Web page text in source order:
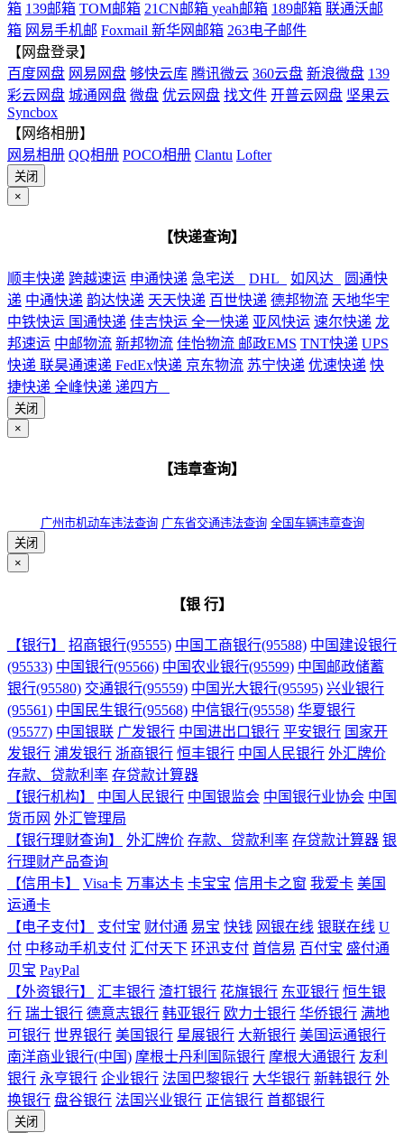
箱 139邮箱 TOM邮箱 21CN邮箱 yeah邮箱 189邮箱 联通沃邮
箱 网易手机邮 Foxmail 新华网邮箱 263电子邮件
【网盘登录】
百度网盘 网易网盘 够快云库 腾讯微云 360云盘 新浪微盘 139
彩云网盘 城通网盘 微盘 优云网盘 找文件 开普云网盘 坚果云
Syncbox
【网络相册】
网易相册 QQ相册 POCO相册 Clantu Lofter
关闭
×
【快递查询】
顺丰快递 跨越速运 申通快递 急宅送 DHL 如风达
圆通快
递 中通快递 韵达快递 天天快递 百世快递 德邦物流 天地华宇
中铁快运 国通快递 佳吉快运 全一快递 亚风快运 速尔快递 龙
邦速运 中邮物流 新邦物流 佳怡物流 邮政EMS TNT快递 UPS
快递 联昊通速递 FedEx快递 京东物流 苏宁快递 优速快递 快
捷快递 全峰快递 递四方
关闭
×
【违章查询】
广州市机动车违法查询 广东省交通违法查询 全国车辆违章查询
关闭
×
【银 行】
【银行】 招商银行(95555) 中国工商银行(95588) 中国建设银行
(95533) 中国银行(95566) 中国农业银行(95599) 中国邮政储蓄
银行(95580) 交通银行(95559) 中国光大银行(95595) 兴业银行
(95561) 中国民生银行(95568) 中信银行(95558) 华夏银行
(95577) 中国银联 广发银行 中国进出口银行 平安银行 国家开
发银行 浦发银行 浙商银行 恒丰银行 中国人民银行 外汇牌价
存款、贷款利率 存贷款计算器
【银行机构】
中国人民银行 中国银监会 中国银行业协会 中国
货币网 外汇管理局
【银行理财查询】
外汇牌价 存款、贷款利率 存贷款计算器 银
行理财产品查询
【信用卡】
Visa卡 万事达卡 卡宝宝 信用卡之窗 我爱卡 美国
运通卡
【电子支付】
支付宝 财付通 易宝 快钱 网银在线 银联在线 U
付 中移动手机支付 汇付天下 环迅支付 首信易 百付宝 盛付通
贝宝 PayPal
【外资银行】
汇丰银行 渣打银行 花旗银行 东亚银行 恒生银
行 瑞士银行 德意志银行 韩亚银行 欧力士银行 华侨银行 满地
可银行 世界银行 美国银行 星展银行 大新银行 美国运通银行
南洋商业银行(中国) 摩根士丹利国际银行 摩根大通银行 友利
银行 永亨银行 企业银行 法国巴黎银行 大华银行 新韩银行 外
换银行 盘谷银行 法国兴业银行 正信银行 首都银行
关闭